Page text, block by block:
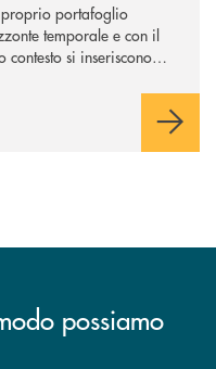
portafoglio
temporale e con il
si inseriscono
per accompagnare
possiamo